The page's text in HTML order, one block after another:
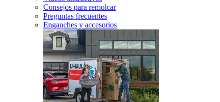
Consejos para remolcar
Preguntas frecuentes
Enganches y accesorios